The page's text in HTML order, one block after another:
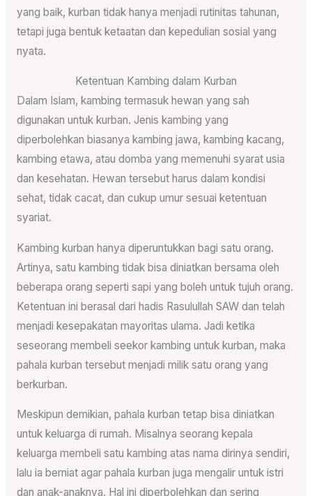
yang baik, kurban tidak hanya menjadi rutinitas tahunan,
tetapi juga bentuk ketaatan dan kepedulian sosial yang
nyata.
Ketentuan Kambing dalam Kurban
Dalam Islam, kambing termasuk hewan yang sah
digunakan untuk kurban. Jenis kambing yang
diperbolehkan biasanya kambing jawa, kambing kacang,
kambing etawa, atau domba yang memenuhi syarat usia
dan kesehatan. Hewan tersebut harus dalam kondisi
sehat, tidak cacat, dan cukup umur sesuai ketentuan
syariat.
Kambing kurban hanya diperuntukkan bagi satu orang.
Artinya, satu kambing tidak bisa diniatkan bersama oleh
beberapa orang seperti sapi yang boleh untuk tujuh orang.
Ketentuan ini berasal dari hadis Rasulullah SAW dan telah
menjadi kesepakatan mayoritas ulama. Jadi ketika
seseorang membeli seekor kambing untuk kurban, maka
pahala kurban tersebut menjadi milik satu orang yang
berkurban.
Meskipun demikian, pahala kurban tetap bisa diniatkan
untuk keluarga di rumah. Misalnya seorang kepala
keluarga membeli satu kambing atas nama dirinya sendiri,
lalu ia berniat agar pahala kurban juga mengalir untuk istri
dan anak-anaknya. Hal ini diperbolehkan dan sering